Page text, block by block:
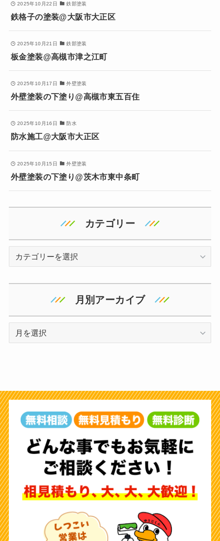
2025年10月22日 鉄部塗装
鉄格子の塗装@大阪市大正区
2025年10月21日 鉄部塗装
板金塗装@高槻市津之江町
2025年10月17日 外壁塗装
外壁塗装の下塗り@高槻市東五百住
2025年10月16日 防水
防水施工@大阪市大正区
2025年10月15日 外壁塗装
外壁塗装の下塗り@茨木市東中条町
カテゴリー
月別アーカイブ